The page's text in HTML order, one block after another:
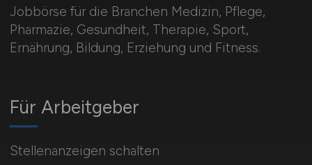
Jobbörse für die Branchen Medizin, Pflege,
Pharmazie, Gesundheit, Therapie, Sport,
Ernährung, Bildung, Erziehung und Fitness.
Für Arbeitgeber
Stellenanzeigen schalten